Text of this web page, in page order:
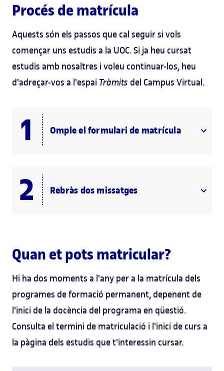
Procés de matrícula
Aquests són els passos que cal seguir si vols
començar uns estudis a la UOC. Si ja heu cursat
estudis amb nosaltres i voleu continuar-los, heu
d'adreçar-vos a l'espai Tràmits del Campus Virtual.
Omple el formulari de matrícula
Rebràs dos missatges
Quan et pots matricular?
Hi ha dos moments a l'any per a la matrícula dels
programes de formació permanent, depenent de
l'inici de la docència del programa en qüestió.
Consulta el termini de matriculació i l'inici de curs a
la pàgina dels estudis que t'interessin cursar.